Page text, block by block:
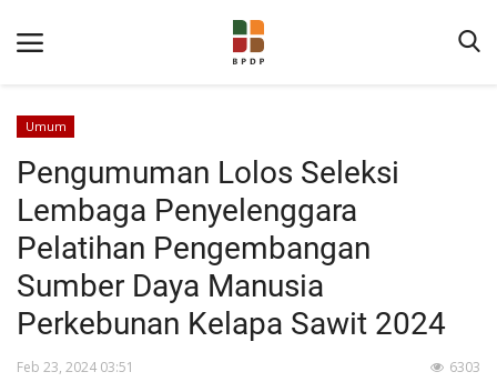
Home
Umum
Pengumuman Lolos Seleksi
Lembaga Penyelenggara
Pelatihan Pengembangan
Sumber Daya Manusia
Perkebunan Kelapa Sawit 2024
Feb 23, 2024 03:51 6303